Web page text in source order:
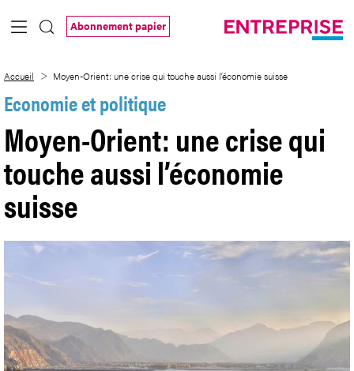
Saut au contenu principal
Abonnement papier
Accueil Moyen-Orient: une crise qui touche aussi l’économie suisse
Economie et politique
Moyen-Orient: une crise qui
touche aussi l’économie
suisse